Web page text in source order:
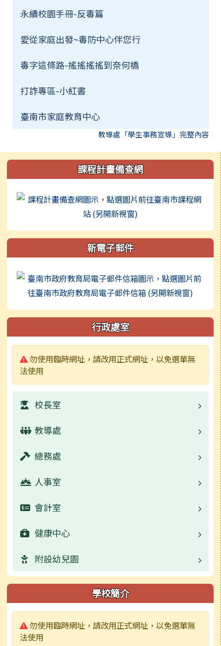
永續校園手冊-反毒篇
愛從家庭出發~毒防中心伴您行
毒字這條路-搖搖搖搖到奈何橋
打詐專區-小紅書
臺南市家庭教育中心
教導處「學生事務宣導」完整內容
左邊區域內容 課程計畫備查網
連
新電子郵件
連
行政處室
警告:
勿使用臨時網址，請改用正式網址，以免選單無
法使用
校長室
業務職掌
校園公告
活動相簿
教導處
業務職掌
校園公告
學生事務宣導
活動相簿
榮譽榜
行事曆
檔案下載
成果及粉絲頁
總務處
業務職掌
校園公告
數位學習資源
活動相簿
榮譽榜
行事曆
校園影音
人事室
業務職掌
校園公告
常用連結
榮譽榜
行事曆
會計室
業務職掌
校園公告
常用連結
活動相簿
榮譽榜
健康中心
業務職掌
校園公告
活動相簿
校園影音
附設幼兒園
校園公告
活動相簿
學校簡介
警告:
勿使用臨時網址，請改用正式網址，以免選單無
法使用